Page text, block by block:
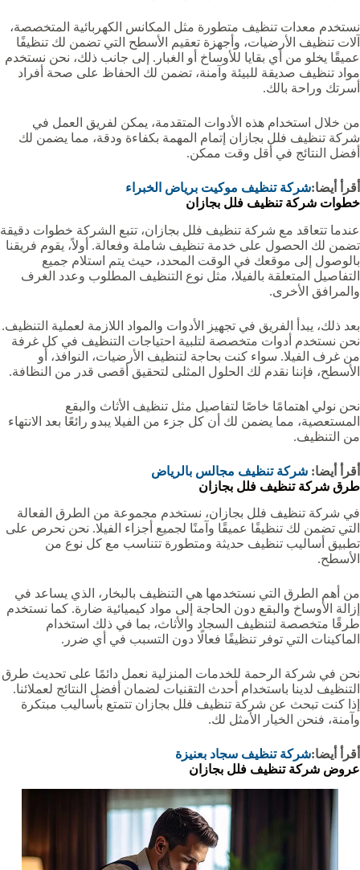
نستخدم معدات تنظيف متطورة مثل المكانس الكهربائية المتخصصة،
آلات تنظيف الأرضيات، وأجهزة تعقيم الأسطح التي تضمن لك تنظيفًا
عميقًا يخلو من أي بقايا للأوساخ أو الغبار. إلى جانب ذلك، نحن نستخدم
مواد تنظيف صديقة للبيئة وآمنة، تضمن لك الحفاظ على صحة أفراد
أسرتك وراحة بالك.
من خلال استخدام هذه الأدوات المتقدمة، يمكن لفريق العمل في
شركة تنظيف فلل بجازان إتمام المهمة بكفاءة ودقة، مما يضمن لك
أفضل النتائج في أقل وقت ممكن.
أقرأ أيضا:شركة تنظيف موكيت برياض الخبراء
خطوات شركة تنظيف فلل بجازان
عندما تتعاقد مع شركة تنظيف فلل بجازان، تتبع الشركة خطوات دقيقة
تضمن لك الحصول على خدمة تنظيف شاملة وفعالة. أولاً، يقوم فريقنا
بالوصول إلى موقعك في الوقت المحدد، حيث يتم استلام جميع
التفاصيل المتعلقة بالفيلا، مثل نوع التنظيف المطلوب وعدد الغرف
والمرافق الأخرى.
بعد ذلك، يبدأ الفريق في تجهيز الأدوات والمواد اللازمة لعملية التنظيف.
نحن نستخدم أدوات متخصصة لتلبية احتياجات التنظيف في كل غرفة
من غرف الفيلا. سواء كنت بحاجة لتنظيف الأرضيات، النوافذ، أو
الأسطح، فإننا نقدم لك الحلول المثلى لتحقيق أقصى قدر من النظافة.
نحن نولي اهتمامًا خاصًا لتفاصيل مثل تنظيف الأثاث والبقع
المستعصية، مما يضمن لك أن كل جزء من الفيلا يبدو رائعًا بعد الانتهاء
من التنظيف.
أقرأ أيضا: شركة تنظيف مجالس بالرياض
طرق شركة تنظيف فلل بجازان
في شركة تنظيف فلل بجازان، نستخدم مجموعة من الطرق الفعالة
التي تضمن لك تنظيفًا عميقًا وآمنًا لجميع أجزاء الفيلا. نحن نحرص على
تطبيق أساليب تنظيف حديثة ومتطورة تتناسب مع كل نوع من
الأسطح.
من أهم الطرق التي نستخدمها هي التنظيف بالبخار، الذي يساعد في
إزالة الأوساخ والبقع دون الحاجة إلى مواد كيميائية ضارة. كما نستخدم
طرقًا متخصصة لتنظيف السجاد والأثاث، بما في ذلك استخدام
الماكينات التي توفر تنظيفًا فعالًا دون التسبب في أي ضرر.
نحن في شركة الرحمة للخدمات المنزلية نعمل دائمًا على تحديث طرق
التنظيف لدينا باستخدام أحدث التقنيات لضمان أفضل النتائج لعملائنا.
إذا كنت تبحث عن شركة تنظيف فلل بجازان تتمتع بأساليب مبتكرة
وآمنة، فنحن الخيار الأمثل لك.
أقرأ أيضا:شركة تنظيف سجاد بعنيزة
عروض شركة تنظيف فلل بجازان